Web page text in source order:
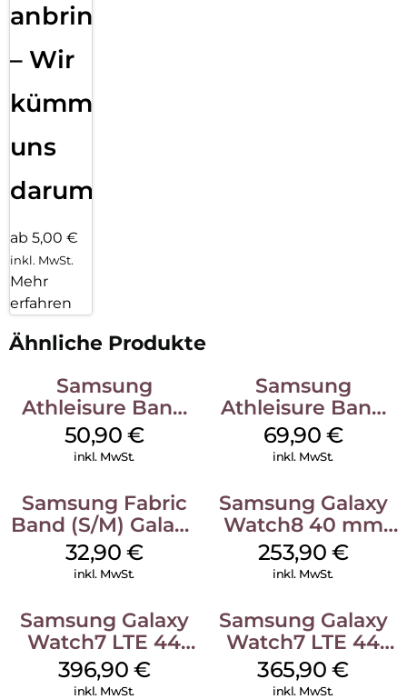
anbringen
– Wir
kümmern
uns
darum!
ab 5,00 €
inkl. MwSt.
Mehr
erfahren
Ähnliche Produkte
Samsung
Athleisure Band
(M/L) Galaxy
Watch8/Watch8
50,90 €
inkl. MwSt.
Samsung
Athleisure Band
(M/L) Galaxy
Watch8/Watch8
69,90 €
inkl. MwSt.
Samsung Fabric
Band (S/M) Galaxy
Watch8/Watch8
Classic Red
32,90 €
inkl. MwSt.
Samsung Galaxy
Watch8 40 mm
Graphite
253,90 €
inkl. MwSt.
Samsung Galaxy
Watch7 LTE 44
mm Green
396,90 €
inkl. MwSt.
Samsung Galaxy
Watch7 LTE 44
mm Silver
365,90€
inkl. MwSt.